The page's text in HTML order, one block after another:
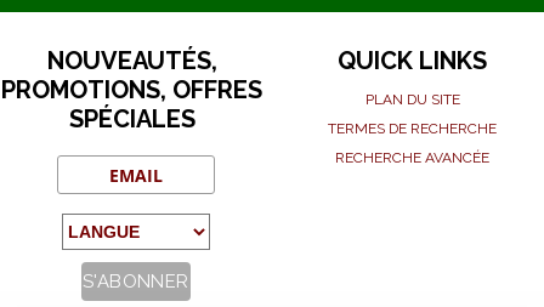
NOUVEAUTÉS,
PROMOTIONS, OFFRES
SPÉCIALES
QUICK LINKS
PLAN DU SITE
TERMES DE RECHERCHE
RECHERCHE AVANCÉE